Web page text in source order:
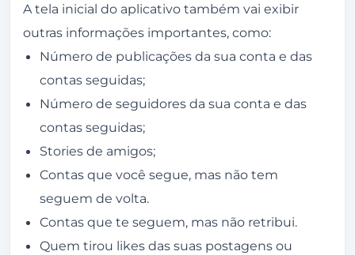
A tela inicial do aplicativo também vai exibir
outras informações importantes, como:
Número de publicações da sua conta e das
contas seguidas;
Número de seguidores da sua conta e das
contas seguidas;
Stories de amigos;
Contas que você segue, mas não tem
seguem de volta.
Contas que te seguem, mas não retribui.
Quem tirou likes das suas postagens ou